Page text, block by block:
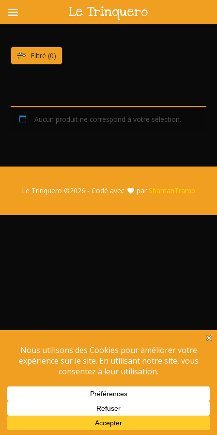
content
Aucun produit ne correspond à votre sélection.
Filtré (0)
Le Trinquero ©2026 - Codé avec par ShamanTramp
Le Trinquero